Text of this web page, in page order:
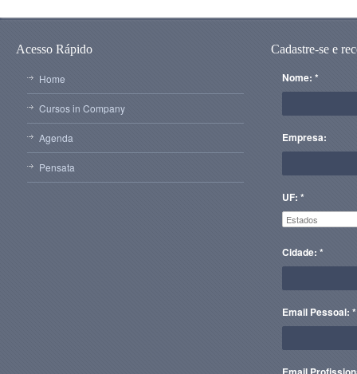
Acesso Rápido
Home
Cursos in Company
Agenda
Pensata
Cadastre-se e
Nome: *
Empresa:
UF: *
Cidade: *
Email Pessoal: *